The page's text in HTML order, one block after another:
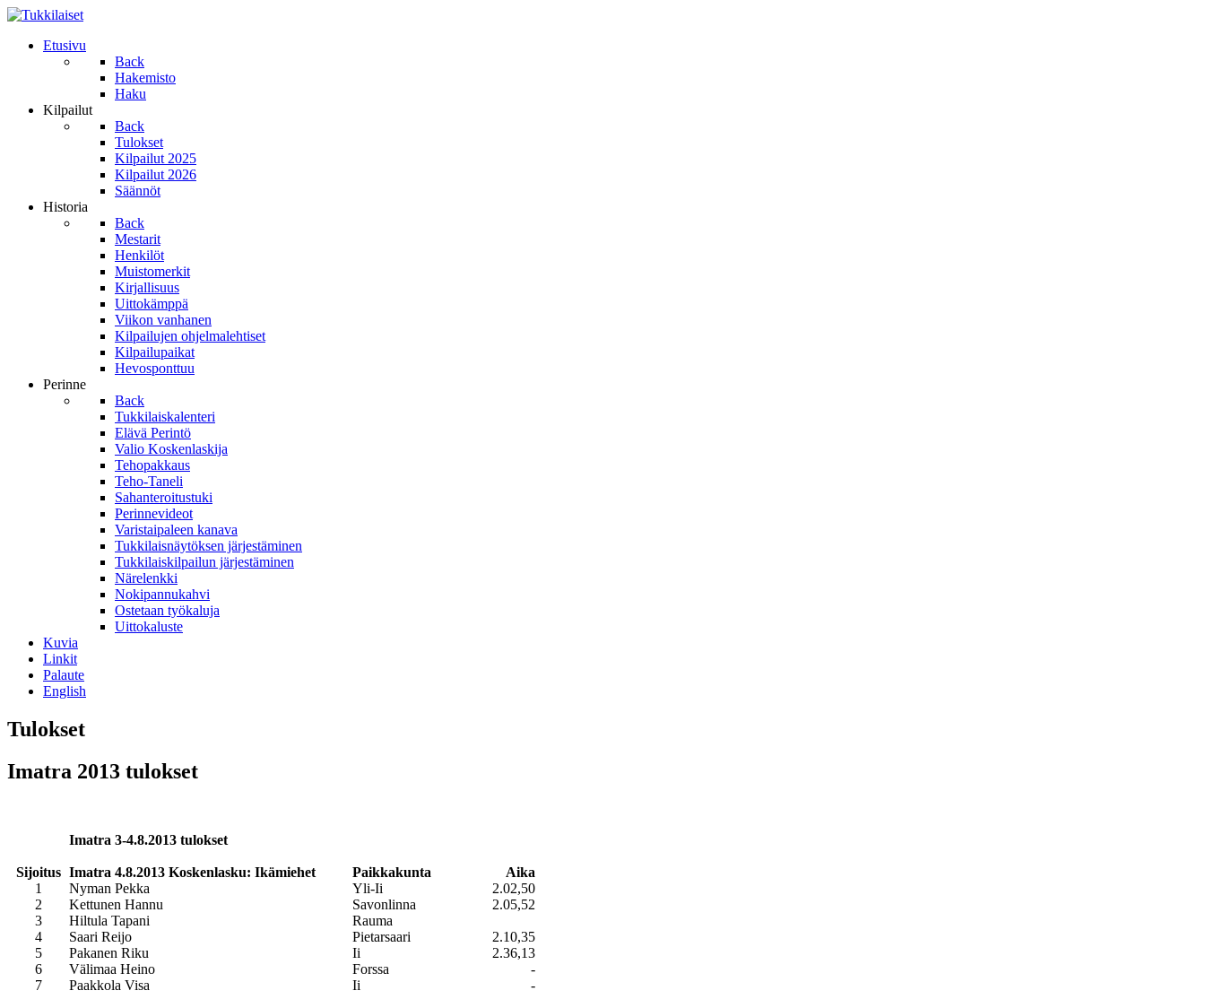
Etusivu
Back
Hakemisto
Haku
Kilpailut
Back
Tulokset
Kilpailut 2025
Kilpailut 2026
Säännöt
Historia
Back
Mestarit
Henkilöt
Muistomerkit
Kirjallisuus
Uittokämppä
Viikon vanhanen
Kilpailujen ohjelmalehtiset
Kilpailupaikat
Hevosponttuu
Perinne
Back
Tukkilaiskalenteri
Elävä Perintö
Valio Koskenlaskija
Tehopakkaus
Teho-Taneli
Sahanteroitustuki
Perinnevideot
Varistaipaleen kanava
Tukkilaisnäytöksen järjestäminen
Tukkilaiskilpailun järjestäminen
Närelenkki
Nokipannukahvi
Ostetaan työkaluja
Uittokaluste
Kuvia
Linkit
Palaute
English
Tulokset
Imatra 2013 tulokset
Imatra 3-4.8.2013 tulokset
Sijoitus Imatra 4.8.2013 Koskenlasku: Ikämiehet Paikkakunta
Aika
1
Nyman Pekka Yli-Ii
2.02,50
2
Kettunen Hannu Savonlinna
2.05,52
3
Hiltula Tapani
Rauma
4
Saari Reijo Pietarsaari
2.10,35
5
Pakanen Riku Ii
2.36,13
6
Välimaa Heino Forssa
-
7
Paakkola Visa Ii -